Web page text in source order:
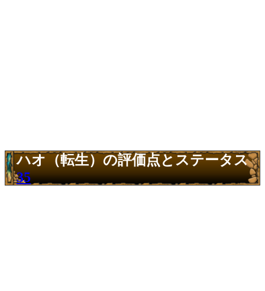
ハオ（転生）の評価点とステータス
35